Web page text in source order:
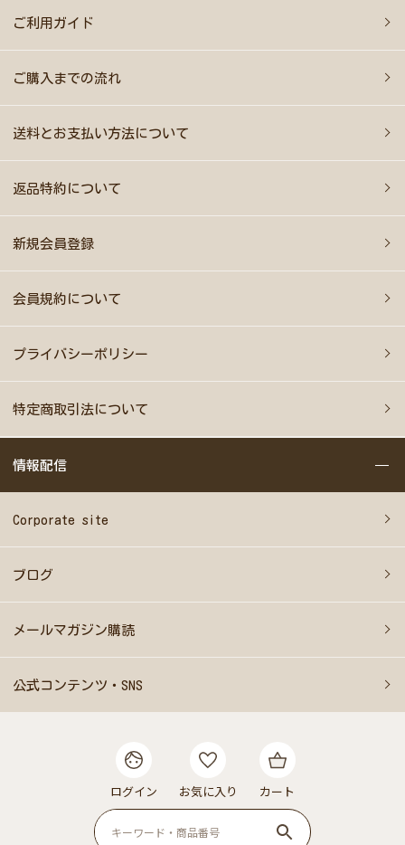
ご利用ガイド
ご購入までの流れ
送料とお支払い方法について
返品特約について
新規会員登録
会員規約について
プライバシーポリシー
特定商取引法について
情報配信
Corporate site
ブログ
メールマガジン購読
公式コンテンツ・SNS
ログイン お気に入り カート